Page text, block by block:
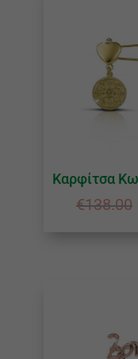
Καρφίτσα
€138.00